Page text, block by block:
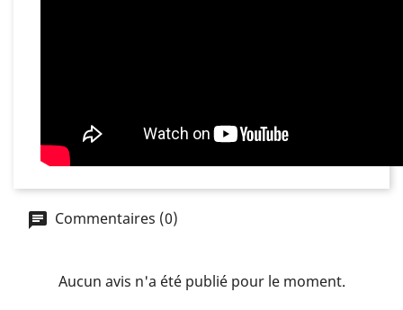
Commentaires (0)
Aucun avis n'a été publié pour le moment.